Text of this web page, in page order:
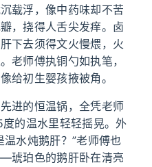
载浮，像中药味却不苦
，挠得人舌尖发痒。卤
下去须得文火慢煨，火
老师傅执铜勺如执笔，
给初生婴孩掖被角。
进的恒温锅，全凭老师
的温水里轻轻摇晃。外
温水炖鹅肝？”老师傅也
琥珀色的鹅肝卧在清亮